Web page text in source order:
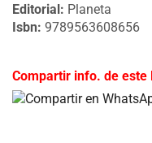
Editorial: Planeta
Isbn: 9789563608656
Compartir info. de este